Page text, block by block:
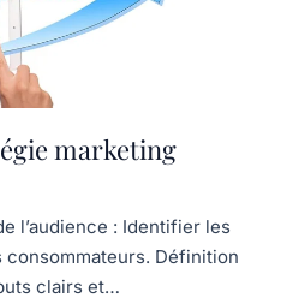
marketing
l’audience : Identifier les
Définition
clairs et…